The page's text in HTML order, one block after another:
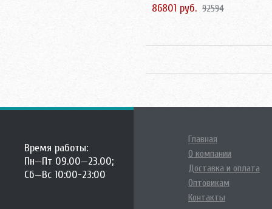
86801 руб. 92594
Время работы:
Пн—Пт 09.00—23.00;
Сб—Вс 10:00-23:00
Главная
О компании
Доставка и оплата
Оптовикам
Контакты